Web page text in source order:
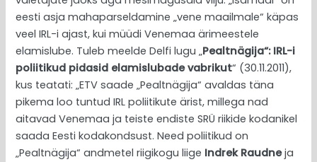
eesti asja mahaparseldamine „vene maailmale“ käpas
veel IRL-i ajast, kui müüdi Venemaa ärimeestele
elamislube. Tuleb meelde Delfi lugu „Pealtnägija“: IRL-i
poliitikud pidasid elamislubade vabrikut“ (30.11.2011),
kus teatati: „ETV saade „Pealtnägija“ avaldas täna
pikema loo tuntud IRL poliitikute ärist, millega nad
aitavad Venemaa ja teiste endiste SRÜ riikide kodanikel
saada Eesti kodakondsust. Need poliitikud on
„Pealtnägija“ andmetel riigikogu liige Indrek Raudneja